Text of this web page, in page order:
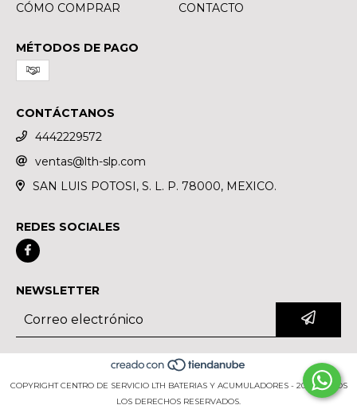
CÓMO COMPRAR CONTACTO
MÉTODOS DE PAGO
CONTÁCTANOS
4442229572
ventas@lth-slp.com
SAN LUIS POTOSI, S. L. P. 78000, MEXICO.
REDES SOCIALES
NEWSLETTER
COPYRIGHT CENTRO DE SERVICIO LTH BATERIAS Y ACUMULADORES - 2026. TODOS
LOS DERECHOS RESERVADOS.